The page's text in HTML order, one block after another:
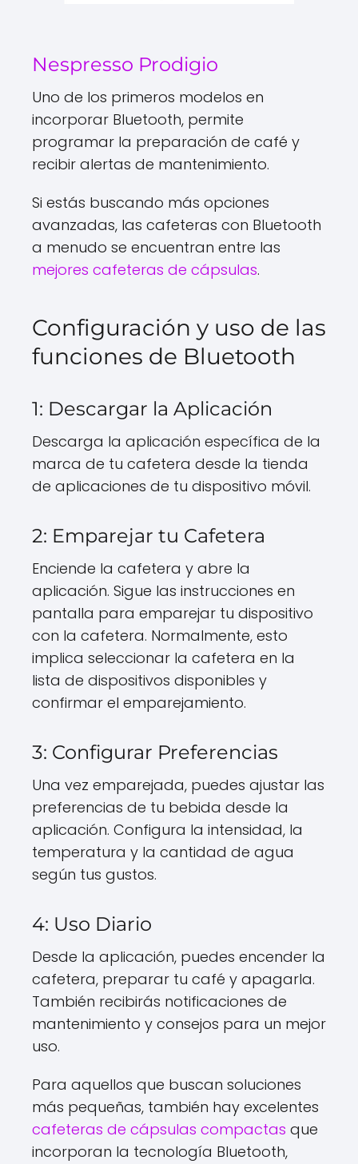
Nespresso Prodigio
Uno de los primeros modelos en
incorporar Bluetooth, permite
programar la preparación de café y
recibir alertas de mantenimiento.
Si estás buscando más opciones
avanzadas, las cafeteras con Bluetooth
a menudo se encuentran entre las
mejores cafeteras de cápsulas.
Configuración y uso de las
funciones de Bluetooth
1: Descargar la Aplicación
Descarga la aplicación específica de la
marca de tu cafetera desde la tienda
de aplicaciones de tu dispositivo móvil.
2: Emparejar tu Cafetera
Enciende la cafetera y abre la
aplicación. Sigue las instrucciones en
pantalla para emparejar tu dispositivo
con la cafetera. Normalmente, esto
implica seleccionar la cafetera en la
lista de dispositivos disponibles y
confirmar el emparejamiento.
3: Configurar Preferencias
Una vez emparejada, puedes ajustar las
preferencias de tu bebida desde la
aplicación. Configura la intensidad, la
temperatura y la cantidad de agua
según tus gustos.
4: Uso Diario
Desde la aplicación, puedes encender la
cafetera, preparar tu café y apagarla.
También recibirás notificaciones de
mantenimiento y consejos para un mejor
uso.
Para aquellos que buscan soluciones
más pequeñas, también hay excelentes
cafeteras de cápsulas compactas que
incorporan la tecnología Bluetooth,